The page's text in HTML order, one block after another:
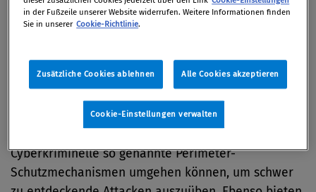
das Fazit einer weltweitenStudie von PwCzu
Internetkriminalität. An der jährlichen, weltweiten
CSO-Magazin beteiligten sich mehr als 9.600 IT- und
Sicherheitsmanager sowie Geschäftsführer aus 115
Ländern aus allen Wirtschaftszweigen.
Cyberkriminelle so genannte Perimeter-
Schutzmechanismen umgehen können, um schwer
in der Fußzeile unserer Website widerrufen. Weitere Informationen finden
Sie in unserer Cookie-Richtlinie.
Zusätzliche Cookies ablehnen Alle Cookies akzeptieren
Cookie-Einstellungen verwalten